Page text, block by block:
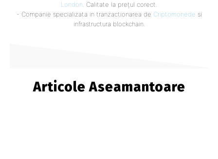
London. Calitate la prețul corect.
- Companie specializata in tranzactionarea de Criptomonede si
infrastructura blockchain.
Articole Aseamantoare